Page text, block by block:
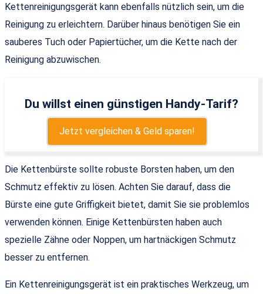
Kettenreinigungsgerät kann ebenfalls nützlich sein, um die
Reinigung zu erleichtern. Darüber hinaus benötigen Sie ein
sauberes Tuch oder Papiertücher, um die Kette nach der
Reinigung abzuwischen.
Du willst einen günstigen Handy-Tarif?
Jetzt vergleichen & Geld sparen!
Die Kettenbürste sollte robuste Borsten haben, um den
Schmutz effektiv zu lösen. Achten Sie darauf, dass die
Bürste eine gute Griffigkeit bietet, damit Sie sie problemlos
verwenden können. Einige Kettenbürsten haben auch
spezielle Zähne oder Noppen, um hartnäckigen Schmutz
besser zu entfernen.
Ein Kettenreinigungsgerät ist ein praktisches Werkzeug, um